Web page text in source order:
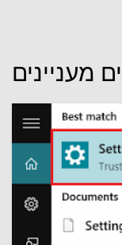
מעניינים